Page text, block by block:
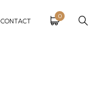
CONTACT
0